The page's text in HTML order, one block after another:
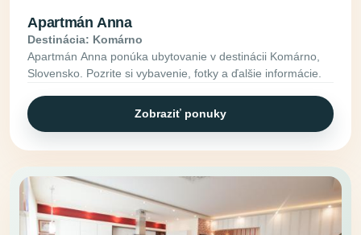
Apartmán Anna
Destinácia: Komárno
Apartmán Anna ponúka ubytovanie v destinácii Komárno,
Slovensko. Pozrite si vybavenie, fotky a ďalšie informácie.
Zobraziť ponuky